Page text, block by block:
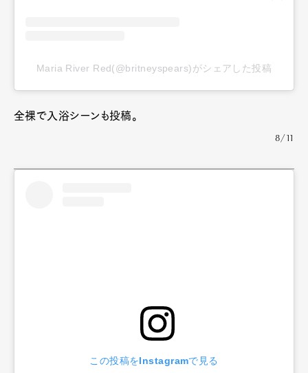
Official Columnist
Contact
Maria River Red(@britneyspears)がシェアした投稿
全裸で入浴シーンも投稿。
8/11
この投稿をInstagramで見る